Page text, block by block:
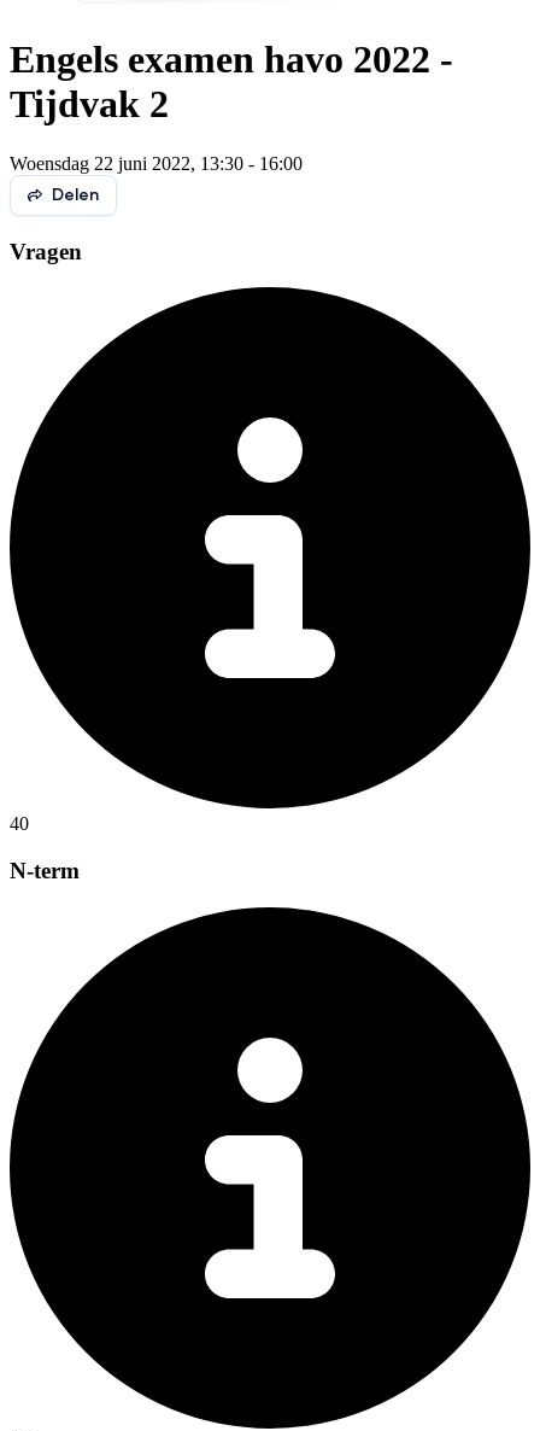
Engels examen havo 2022 -
Tijdvak 2
Woensdag 22 juni 2022, 13:30 - 16:00
Delen
Vragen
40
N-term